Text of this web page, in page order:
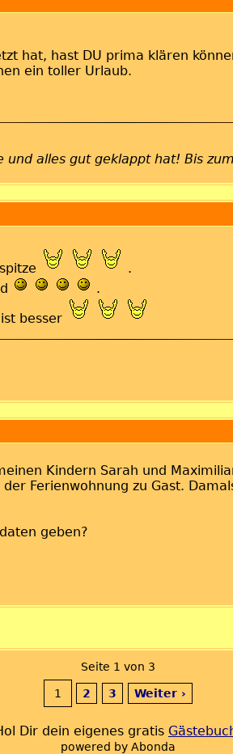
hat, hast DU prima klären
ein toller Urlaub.
alles gut geklappt hat! Bis
.
.
besser
Kindern Sarah und
Ferienwohnung zu Gast.
geben?
Seite 1 von 3
1 2 3 Weiter ›
Dir dein eigenes gratis
powered by Abonda